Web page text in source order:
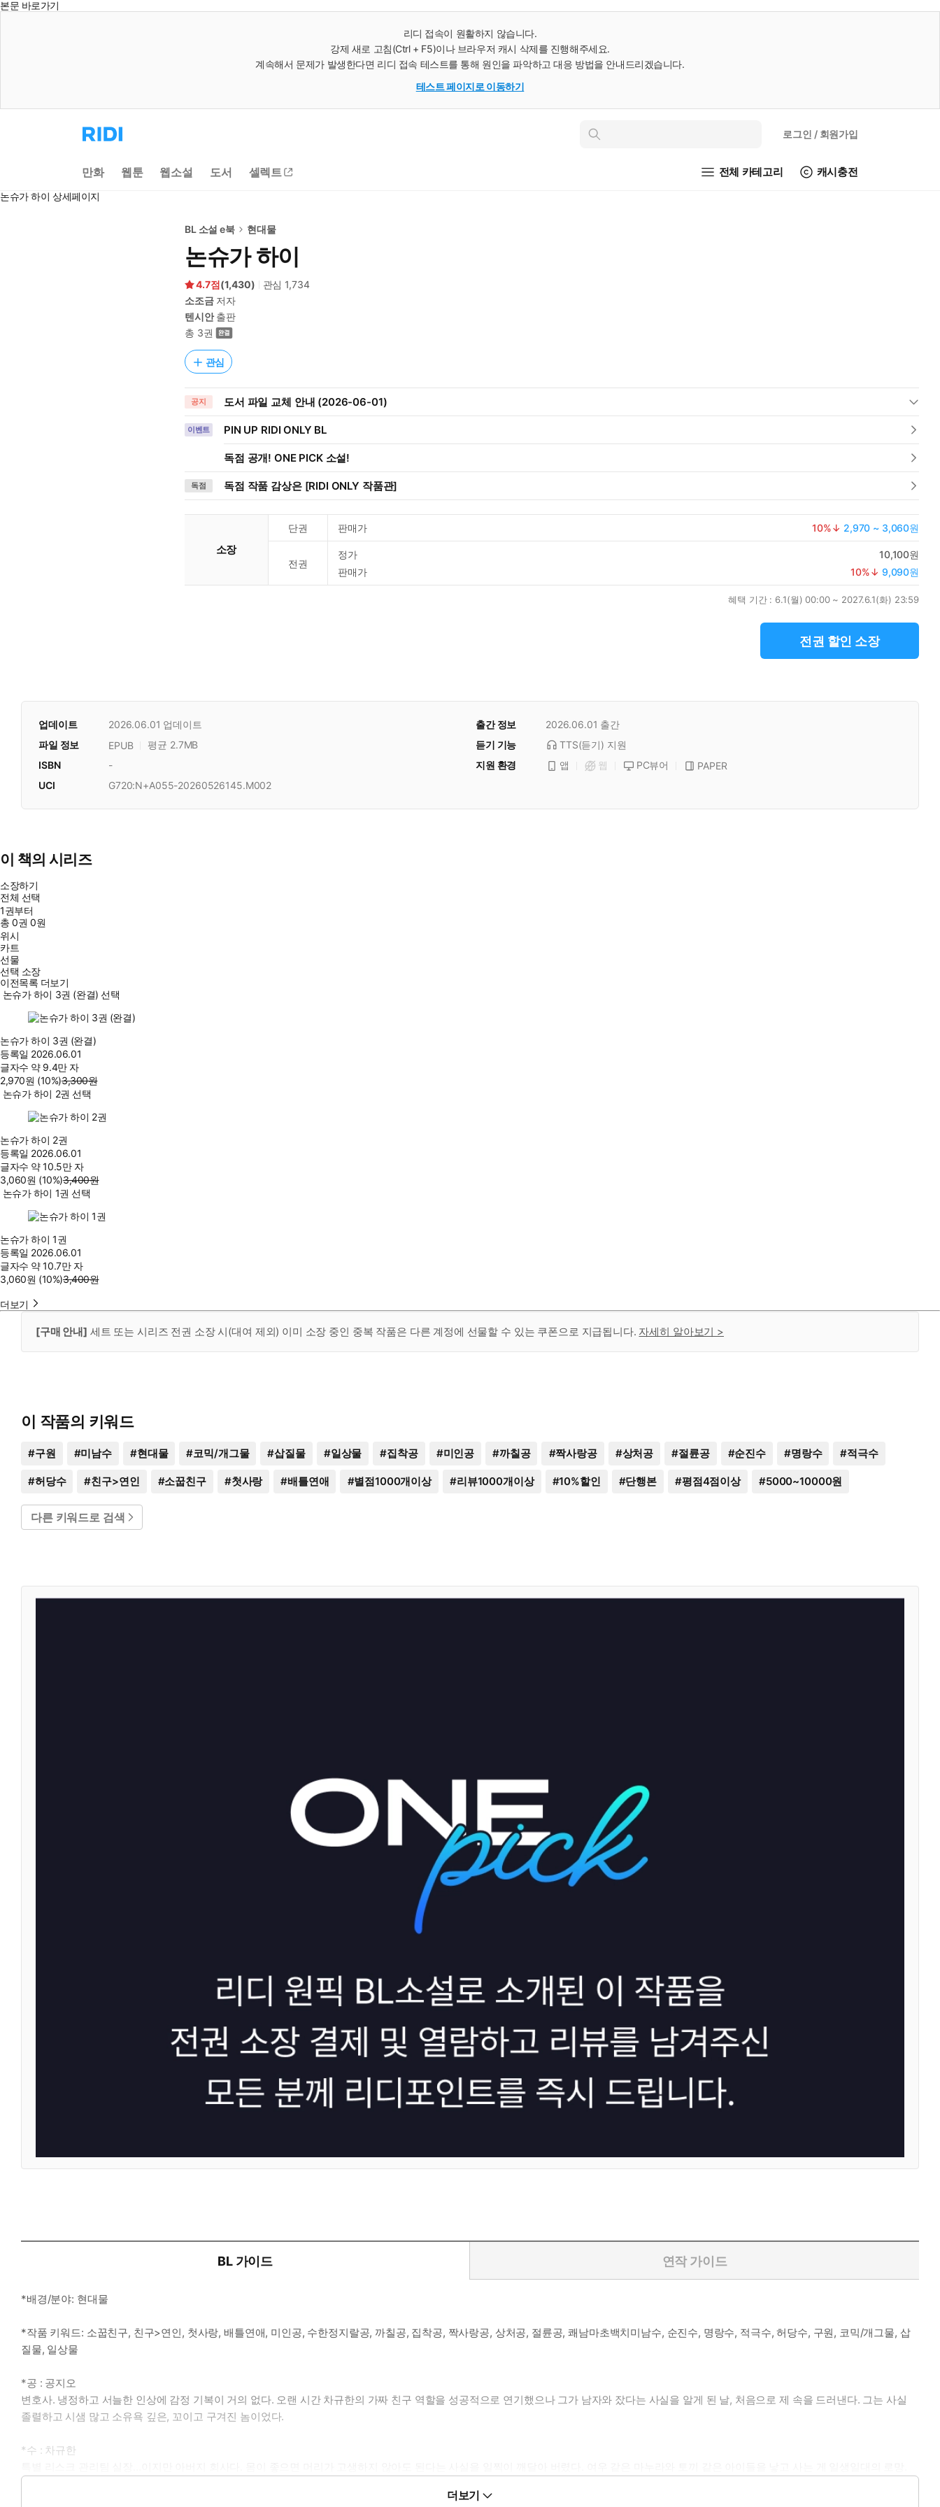
본문 바로가기
리디 접속이 원활하지 않습니다.
강제 새로 고침(Ctrl + F5)이나 브라우저 캐시 삭제를 진행해주세요.
계속해서 문제가 발생한다면 리디 접속 테스트를 통해 원인을 파악하고 대응 방법을 안내드리겠습니다.
테스트 페이지로 이동하기
리
디
으
로
동
인
로그인 / 회원가입
만화 웹툰 웹소설 도서 셀렉트 전체 카테고리 캐시충전
논슈가 하이 상세페이지
BL 소설 e북 현대물
논슈가 하이
4.7 (1,430) 관심 1,734
소조금저자
텐시안출판
총 3권
관심
공지 도서 파일 교체 안내 (2026-06-01)
이벤트 PIN UP RIDI ONLY BL
독점 공개! ONE PICK 소설!
독점 독점 작품 감상은 [RIDI ONLY 작품관]
소장
단권 판매가 10%↓ 2,970 ~ 3,060원
전권
정가
10,100원
판매가
10%↓ 9,090원
혜택 기간 : 6.1(월) 00:00 ~ 2027.6.1(화) 23:59
전권 할인 소장
업데이트 2026.06.01 업데이트 출간 정보 2026.06.01 출간
듣기 기능
TTS(듣기) 지원
파일 정보 EPUB
평균 2.7MB
지원 환경
앱 웹 PC뷰어 PAPER
ISBN
-
UCI
G720:N+A055-20260526145.M002
이 책의 시리즈
소장하기
전체 선택
1권부터
총0권 0원
위시
카트
선물
선택 소장
이전목록 더보기
논슈가 하이 3권 (완결) 선택
논슈가 하이 3권 (완결)
등록일 2026.06.01
글자수 약 9.4만 자
2,970원 (10%)3,300원
논슈가 하이 2권 선택
논슈가 하이 2권
등록일 2026.06.01
글자수 약 10.5만 자
3,060원 (10%)3,400원
논슈가 하이 1권 선택
논슈가 하이 1권
등록일 2026.06.01
글자수 약 10.7만 자
3,060원 (10%)3,400원
더보기
[구매 안내] 세트 또는 시리즈 전권 소장 시(대여 제외) 이미 소장 중인 중복 작품은 다른 계정에 선물할 수 있는 쿠폰으로 지급됩니다. 자세히 알아보기 >
이 작품의 키워드
#구원 #미남수 #현대물 #코믹/개그물 #삽질물 #일상물 #집착공 #미인공 #까칠공 #짝사랑공 #상처공 #절륜공 #순진수 #명랑수 #적극수
#허당수 #친구>연인 #소꿉친구 #첫사랑 #배틀연애 #별점1000개이상 #리뷰1000개이상 #10%할인 #단행본 #평점4점이상 #5000~10000원
다른 키워드로 검색
BL 가이드 연작 가이드
*배경/분야: 현대물
*작품 키워드: 소꿉친구, 친구>연인, 첫사랑, 배틀연애, 미인공, 수한정지랄공, 까칠공, 집착공, 짝사랑공, 상처공, 절륜공, 쾌남마초백치미남수, 순진수, 명랑수, 적극수, 허당수, 구원, 코믹/개그물, 삽
질물, 일상물
*공 : 공지오
변호사. 냉정하고 서늘한 인상에 감정 기복이 거의 없다. 오랜 시간 차규한의 가짜 친구 역할을 성공적으로 연기했으나 그가 남자와 잤다는 사실을 알게 된 날, 처음으로 제 속을 드러낸다. 그는 사실
졸렬하고 시샘 많고 소유욕 깊은, 꼬이고 구겨진 놈이었다.
*수 : 차규한
더보기